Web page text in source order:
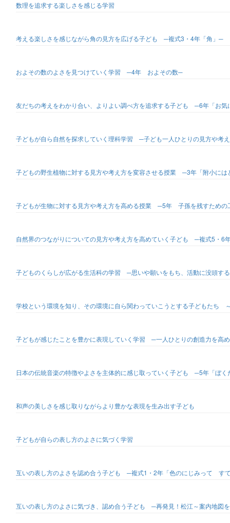
数理を追求する楽しさを感じる学習
考える楽しさを感じながら角の見方を広げる子ども ─複式3・4年「角」─
およその数のよさを見つけていく学習 ─4年 およその数─
友だちの考えをわかり合い、よりよい調べ方を追求する子ども ─6年「お
子どもが自ら自然を探求していく理科学習 ─子ども一人ひとりの見方や考
子どもの野生植物に対する見方や考え方を変容させる授業 ─3年「附小に
子どもが生物に対する見方や考え方を高める授業 ─5年 子孫を残すための
自然界のつながりについての見方や考え方を高めていく子ども ─複式5・6
子どものくらしが広がる生活科の学習 ─思いや願いをもち、活動に没頭す
学校という環境を知り、その環境に自ら関わっていこうとする子どもたち
子どもが感じたことを豊かに表現していく学習 ─一人ひとりの創造力を高
日本の伝統音楽の特徴やよさを主体的に感じ取っていく子ども ─5年「ぼ
和声の美しさを感じ取りながらより豊かな表現を生み出す子ども
子どもが自らの表し方のよさに気づく学習
互いの表し方のよさを認め合う子ども ─複式1・2年「色のにじみって す
互いの表し方のよさに気づき、認め合う子ども ─再発見！松江～案内地図